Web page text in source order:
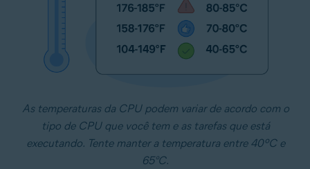
As temperaturas da CPU podem variar de acordo com o
tipo de CPU que você tem e as tarefas que está
executando. Tente manter a temperatura entre 40ºC e
65°C.